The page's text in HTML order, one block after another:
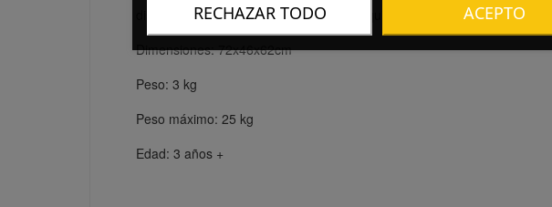
diseño ergonómico y seguro ofrece tranquilidad a los padres mientras
Dimensiones: 72x46x62cm
Peso: 3 kg
Peso máximo: 25 kg
Edad: 3 años +
RECHAZAR TODO ACEPTO